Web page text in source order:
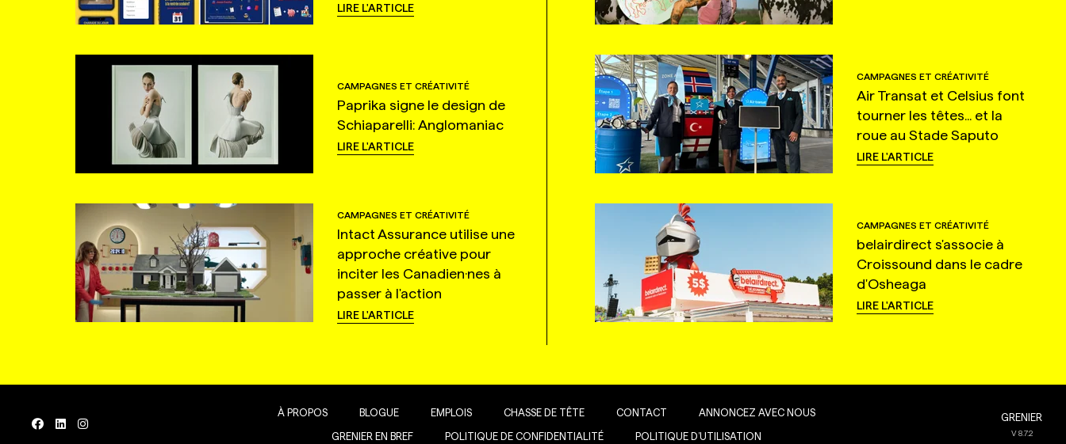
LIRE L'ARTICLE
CAMPAGNES ET CRÉATIVITÉ
Paprika signe le design de
Schiaparelli: Anglomaniac
LIRE L'ARTICLE
CAMPAGNES ET CRÉATIVITÉ
Air Transat et Celsius font
tourner les têtes... et la
roue au Stade Saputo
LIRE L'ARTICLE
CAMPAGNES ET CRÉATIVITÉ
Intact Assurance utilise une
approche créative pour
inciter les Canadien·nes à
passer à l'action
LIRE L'ARTICLE
CAMPAGNES ET CRÉATIVITÉ
belairdirect s'associe à
Croissound dans le cadre
d'Osheaga
LIRE L'ARTICLE
À PROPOS BLOGUE EMPLOIS CHASSE DE TÊTE CONTACT ANNONCEZ AVEC NOUS
GRENIER EN BREF POLITIQUE DE CONFIDENTIALITÉ POLITIQUE D’UTILISATION
GRENIER
V8.7.2